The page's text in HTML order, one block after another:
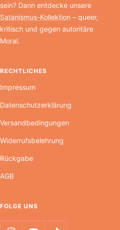
sein? Dann entdecke unsere
Satanismus-Kollektion – queer,
kritisch und gegen autoritäre
Moral.
RECHTLICHES
Impressum
Datenschutzerklärung
Versandbedingungen
Widerrufsbelehrung
Rückgabe
AGB
FOLGE UNS